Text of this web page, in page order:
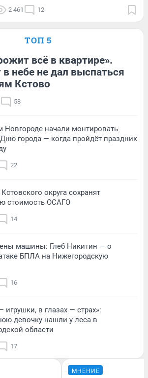
2 461 12
ТОП 5
всё в квартире».
в небе не дал выспаться
Кстово
58
Новгороде начали монтировать
города — когда пройдёт праздник
22
округа сохранят
стоимость ОСАГО
14
машины: Глеб Никитин — о
БПЛА на Нижегородскую
16
игрушки, в глазах — страх»:
девочку нашли у леса в
области
17
МНЕНИЕ